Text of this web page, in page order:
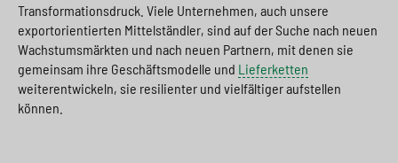
Transformationsdruck. Viele Unternehmen, auch unsere
exportorientierten Mittelständler, sind auf der Suche nach neuen
Wachstumsmärkten und nach neuen Partnern, mit denen sie
gemeinsam ihre Geschäftsmodelle und Lieferketten
weiterentwickeln, sie resilienter und vielfältiger aufstellen
können.